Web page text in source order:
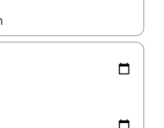
hướng bằng phím mũi tên lên